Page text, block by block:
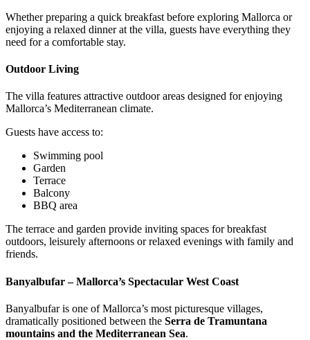
Whether preparing a quick breakfast before exploring Mallorca or
enjoying a relaxed dinner at the villa, guests have everything they
need for a comfortable stay.
Outdoor Living
The villa features attractive outdoor areas designed for enjoying
Mallorca’s Mediterranean climate.
Guests have access to:
Swimming pool
Garden
Terrace
Balcony
BBQ area
The terrace and garden provide inviting spaces for breakfast
outdoors, leisurely afternoons or relaxed evenings with family and
friends.
Banyalbufar – Mallorca’s Spectacular West Coast
Banyalbufar is one of Mallorca’s most picturesque villages,
dramatically positioned between the Serra de Tramuntana
mountains and the Mediterranean Sea.